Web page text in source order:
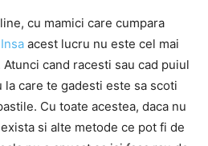
cu mamici care cumpara
Insa acest lucru nu este cel mai
cand racesti sau cad puiul
care te gadesti este sa scoti
Cu toate acestea, daca nu
si alte metode ce pot fi de